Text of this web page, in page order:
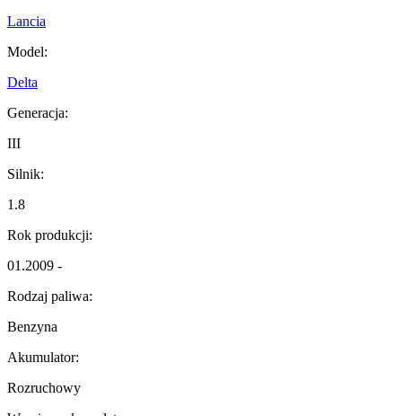
Lancia
Model:
Delta
Generacja:
III
Silnik:
1.8
Rok produkcji:
01.2009 -
Rodzaj paliwa:
Benzyna
Akumulator:
Rozruchowy